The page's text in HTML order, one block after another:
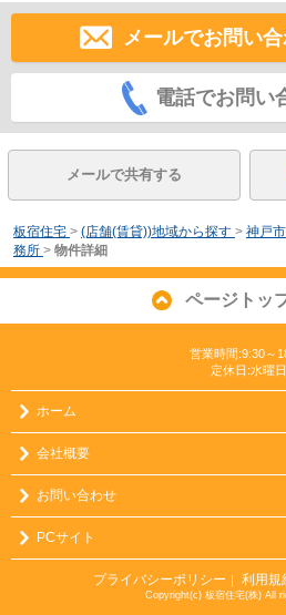
メールでお問い
電話でお問い
メールで共有する
板宿住宅 > (店舗(賃貸))地域から探す > 神戸
務所 > 物件詳細
ページトッ
営業時間:9:30～
定休日:水曜日
ホーム
会社概要
お問い合わせ
PCサイト
プライバシーポリシー ｜ 利用規
Copyright(c) 板宿住宅(株) All